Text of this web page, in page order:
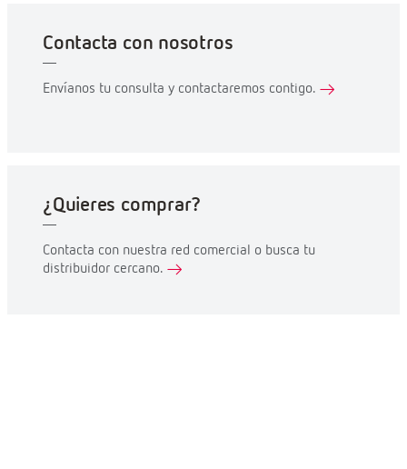
Contacta con nosotros
Envíanos tu consulta y contactaremos contigo.
¿Quieres comprar?
Contacta con nuestra red comercial o busca tu
distribuidor cercano.